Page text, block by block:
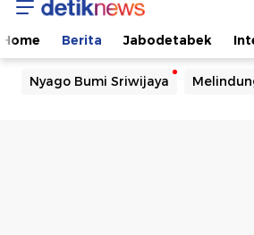
Home Berita Jabodetabek
Nyago Bumi Sriwijaya